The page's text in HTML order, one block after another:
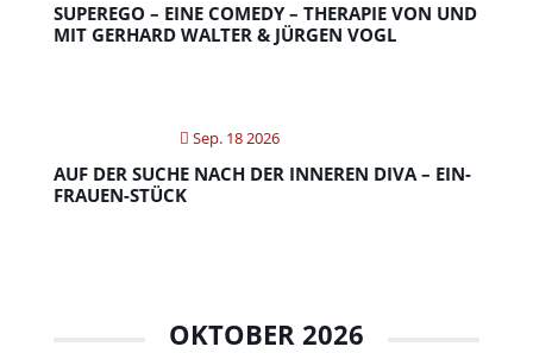
SUPEREGO – EINE COMEDY – THERAPIE VON UND
MIT GERHARD WALTER & JÜRGEN VOGL
Sep. 18 2026
AUF DER SUCHE NACH DER INNEREN DIVA – EIN-
FRAUEN-STÜCK
OKTOBER 2026